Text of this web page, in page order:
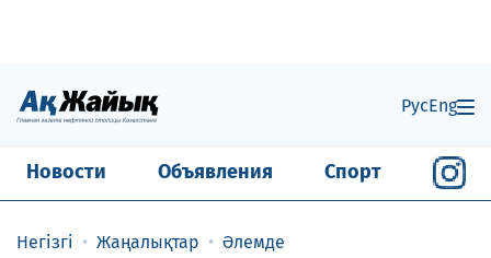
РусEng
Новости Объявления Спорт
Негізгі Жаңалықтар Әлемде